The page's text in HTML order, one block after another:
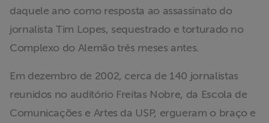
Assine a nossa
newsletter
Fale Conosco
daquele ano como resposta ao assassinato do
jornalista Tim Lopes, sequestrado e torturado no
Complexo do Alemão três meses antes.
Em dezembro de 2002, cerca de 140 jornalistas
reunidos no auditório Freitas Nobre, da Escola de
Comunicações e Artes da USP, ergueram o braço e